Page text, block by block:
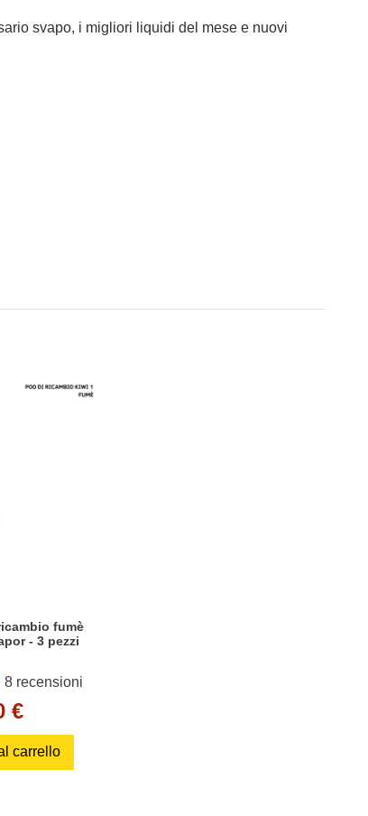
svapo, i migliori liquidi del mese e nuovi
fumè
- 3 pezzi
8 recensioni
€
carrello